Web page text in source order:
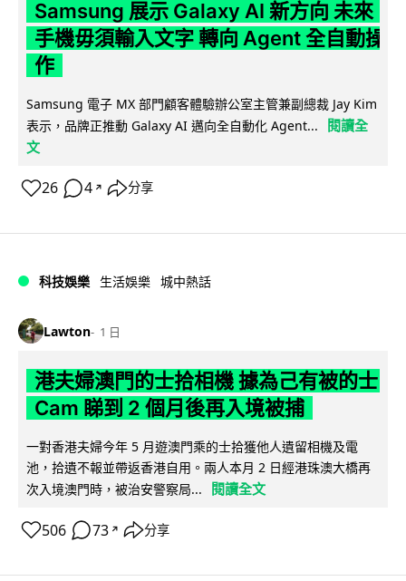
Samsung 展示 Galaxy AI 新方向 未來
手機毋須輸入文字 轉向 Agent 全自動操
作
Samsung 電子 MX 部門顧客體驗辦公室主管兼副總裁 Jay Kim
表示，品牌正推動 Galaxy AI 邁向全自動化 Agent...
閱讀全
文
26 4 ↗ 分享
科技娛樂 生活娛樂 城中熱話
Lawton 1 日
港夫婦澳門的士拾相機 據為己有被的士
Cam 睇到 2 個月後再入境被捕
一對香港夫婦今年 5 月遊澳門乘的士拾獲他人遺留相機及電
池，拾遺不報並帶返香港自用。兩人本月 2 日經港珠澳大橋再
次入境澳門時，被治安警察局...
閱讀全文
506 73 ↗ 分享